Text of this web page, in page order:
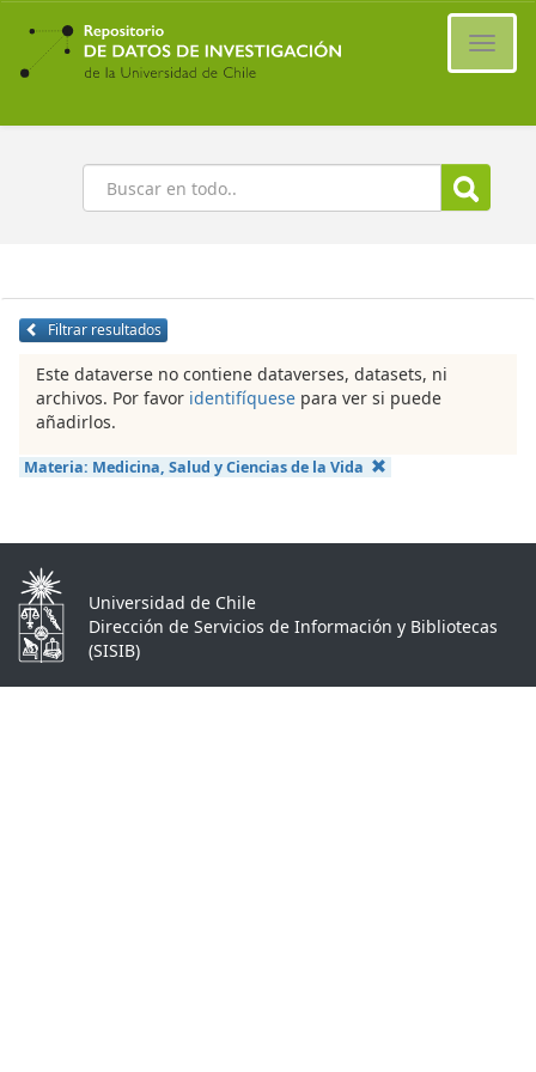
Ir
contenido
principal
Buscar
Filtrar resultados
Este dataverse no contiene dataverses, datasets, ni
archivos. Por favor identifíquese para ver si puede
añadirlos.
Materia: Medicina, Salud y Ciencias de la Vida
Universidad de Chile
Dirección de Servicios de Información y Bibliotecas
(SISIB)